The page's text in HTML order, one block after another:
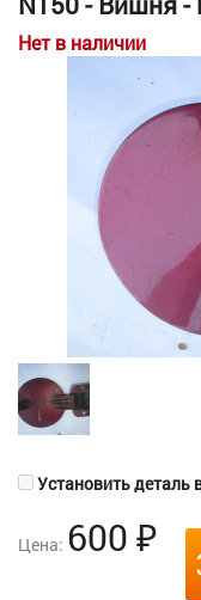
Нет в наличии
Установить деталь
Цена: 600 ₽